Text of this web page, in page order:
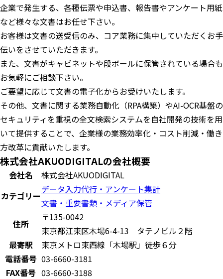
企業で発生する、各種伝票や申込書、報告書やアンケート用紙
など様々な文書はお任せ下さい。
お客様は文書の送受信のみ、コア業務に集中していただくお手
伝いをさせていただきます。
また、文書がキャビネットや段ボールに保管されている場合も
お気軽にご相談下さい。
ご要望に応じて文書の電子化からお受けいたします。
その他、文書に関する業務自動化（RPA構築）やAI-OCR基盤の
セキュリティを重視の全文検索システムを自社開発の技術を用
いて提供することで、企業様の業務効率化・コスト削減・働き
方改革に貢献いたします。
株式会社AKUODIGITALの会社概要
会社名
株式会社AKUODIGITAL
カテゴリー
データ入力代行・アンケート集計
文書・重要書類・メディア保管
住所
〒135-0042
東京都江東区木場6-4-13 タテノビル２階
最寄駅
東京メトロ東西線「木場駅」徒歩６分
電話番号 03-6660-3181
FAX番号 03-6660-3188